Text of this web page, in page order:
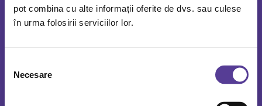
pot combina cu alte informații oferite de dvs. sau culese
în urma folosirii serviciilor lor.
consimțământului
Necesare
GINECOLOGIE
MEDICINA DE FAMILIE